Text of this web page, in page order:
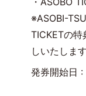
※ASOBI-
TICKETの特
しいたしま
発券開始日